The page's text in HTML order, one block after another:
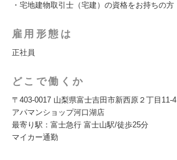
・宅地建物取引士（宅建）の資格をお持ちの方
雇用形態は
正社員
どこで働くか
〒403-0017 山梨県富士吉田市新西原２丁目11-4
アパマンショップ河口湖店
最寄り駅：富士急行 富士山駅/徒歩25分
マイカー通勤